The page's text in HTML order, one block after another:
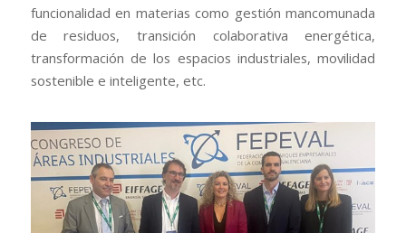
funcionalidad en materias como gestión mancomunada
de residuos, transición colaborativa energética,
transformación de los espacios industriales, movilidad
sostenible e inteligente, etc.